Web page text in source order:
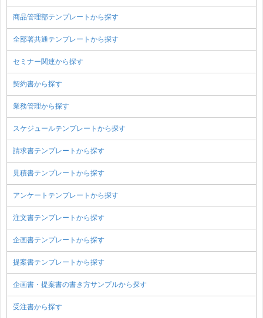
商品管理部テンプレートから探す
全部署共通テンプレートから探す
セミナー関連から探す
契約書から探す
業務管理から探す
スケジュールテンプレートから探す
請求書テンプレートから探す
見積書テンプレートから探す
アンケートテンプレートから探す
注文書テンプレートから探す
企画書テンプレートから探す
提案書テンプレートから探す
企画書・提案書の書き方サンプルから探す
受注書から探す